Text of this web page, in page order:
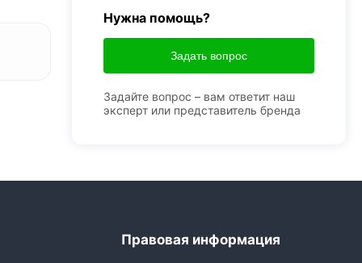
Нужна помощь?
Задать вопрос
Задайте вопрос – вам ответит наш
эксперт или представитель бренда
Правовая информация